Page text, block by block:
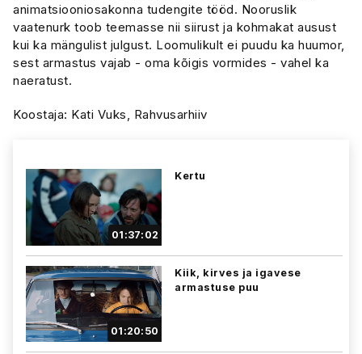
animatsiooniosakonna tudengite tööd. Nooruslik
vaatenurk toob teemasse nii siirust ja kohmakat ausust
kui ka mängulist julgust. Loomulikult ei puudu ka huumor,
sest armastus vajab - oma kõigis vormides - vahel ka
naeratust.
Koostaja: Kati Vuks, Rahvusarhiiv
01:37:02
Kertu
01:20:50
Kiik, kirves ja igavese
armastuse puu